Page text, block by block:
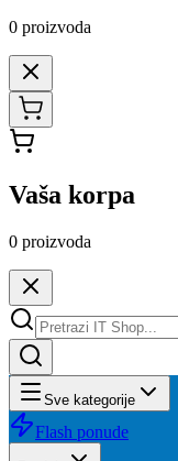
0 proizvoda
Vaša korpa
0 proizvoda
Sve kategorije
Flash ponude